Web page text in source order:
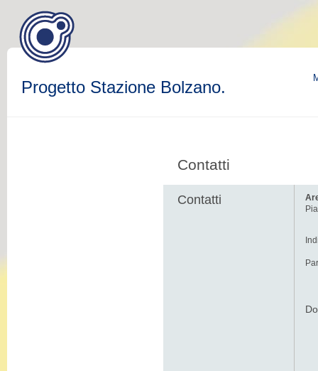
Progetto Stazione Bolzano.
Contatti
Contatti